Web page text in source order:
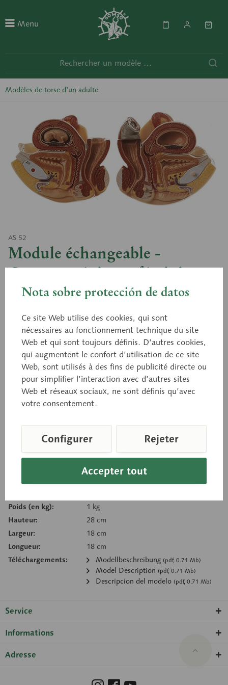
Menu
Modèles de torse d’un adulte
AS 52
Module échangeable -
Organes génitaux féminins
avec fœtus de 10 semaines
Module adapté au modèle AS 50/1, en grandeur
nature, en SOMSO-PLAST®. Démontable en 2
parties. Sur pied de support avec socle vert.
Prix sur demande
Panier de demande
Recommand.
Poids (en kg):
1 kg
Hauteur:
28 cm
Largeur:
18 cm
Longueur:
18 cm
Téléchargements:
Modellbeschreibung (pdf, 0.71 Mb)
Model Description (pdf, 0.71 Mb)
Descripcion del modelo (pdf, 0.71 Mb)
Service
Informations
Adresse
Nota sobre protección de datos
Ce site Web utilise des cookies, qui sont
nécessaires au fonctionnement technique du site
Web et qui sont toujours définis. D’autres cookies,
qui augmentent le confort d’utilisation de ce site
Web, sont utilisés à des fins de publicité directe ou
pour simplifier l’interaction avec d’autres sites
Web et réseaux sociaux, ne sont définis qu’avec
votre consentement.
Accepter tout
Configurer Rejeter